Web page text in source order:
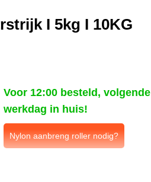
I 5kg I 10KG
Voor 12:00 besteld, volgende
werkdag in huis!
Nylon aanbreng roller nodig?